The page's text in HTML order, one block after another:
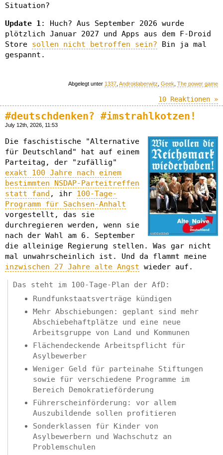
Situation?
Update 1 : Huch? Aus September 2026 wurde
plötzlich Januar 2027 und Apps aus dem F-Droid
Store sollen nicht betroffen sein? Bin ja mal
gespannt.
Abgelegt unter 1337 Androidaberwitz Geek The power game
10 Reaktionen »
#deutschdenken? #imstrahlkotzen!
July 12th, 2026, 11:53
Die faschistische "Alternative
für Deutschland" hat auf einem
Parteitag, der "zufällig"
exakt 100 Jahre nach einem
bestimmten NSDAP-Parteitreffen
statt fand , ihr 100-Tage-
Programm für Sachsen-Anhalt
vorgestellt, das sie
durchregieren werden, wenn sie
nach der Wahl am 6. September
die alleinige Regierung stellen. Was gar nicht
mal unwahrscheinlich ist. Und da flammt meine
inzwischen 27 Jahre alte Angst wieder auf.
Das steht im 100-Tage-Plan der AfD:
Rundfunkstaatsverträge kündigen
Mehr Abschiebungen: geplant sind mehr
Abschiebehaftplätze und eine neue
Arbeitsgruppe von Land und Kommunen
Flächendeckende Arbeitspflicht für
Asylbewerber
Weniger Geld für parteinahe Stiftungen
sowie für verschiedene Programme im
Bereich Demokratieförderung
Führerscheinförderung: vor allem
Auszubildende sollen profitieren
Sonderklassen für Kinder von
Asylbewerbern und Wachschutz an
Problemschulen